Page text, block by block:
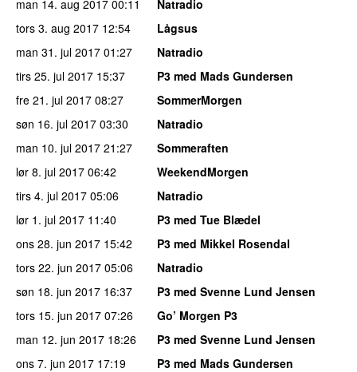
man 14. aug 2017 00:11
Natradio
tors 3. aug 2017 12:54
Lågsus
man 31. jul 2017 01:27
Natradio
tirs 25. jul 2017 15:37
P3 med Mads Gundersen
fre 21. jul 2017 08:27
SommerMorgen
søn 16. jul 2017 03:30
Natradio
man 10. jul 2017 21:27
Sommeraften
lør 8. jul 2017 06:42
WeekendMorgen
tirs 4. jul 2017 05:06
Natradio
lør 1. jul 2017 11:40
P3 med Tue Blædel
ons 28. jun 2017 15:42
P3 med Mikkel Rosendal
tors 22. jun 2017 05:06
Natradio
søn 18. jun 2017 16:37
P3 med Svenne Lund Jensen
tors 15. jun 2017 07:26
Go’ Morgen P3
man 12. jun 2017 18:26
P3 med Svenne Lund Jensen
ons 7. jun 2017 17:19
P3 med Mads Gundersen